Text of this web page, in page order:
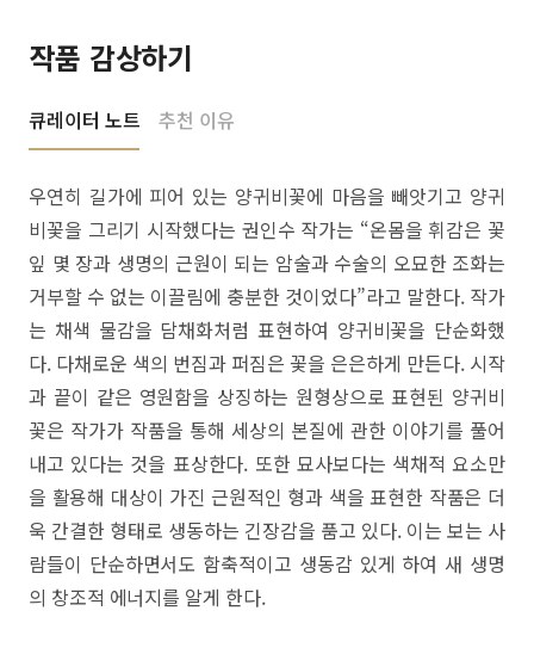
작품 감상하기
큐레이터 노트 추천 이유
우연히 길가에 피어 있는 양귀비꽃에 마음을 빼앗기고 양귀
비꽃을 그리기 시작했다는 권인수 작가는 “온몸을 휘감은 꽃
잎 몇 장과 생명의 근원이 되는 암술과 수술의 오묘한 조화는
거부할 수 없는 이끌림에 충분한 것이었다”라고 말한다. 작가
는 채색 물감을 담채화처럼 표현하여 양귀비꽃을 단순화했
다. 다채로운 색의 번짐과 퍼짐은 꽃을 은은하게 만든다. 시작
과 끝이 같은 영원함을 상징하는 원형상으로 표현된 양귀비
꽃은 작가가 작품을 통해 세상의 본질에 관한 이야기를 풀어
내고 있다는 것을 표상한다. 또한 묘사보다는 색채적 요소만
을 활용해 대상이 가진 근원적인 형과 색을 표현한 작품은 더
욱 간결한 형태로 생동하는 긴장감을 품고 있다. 이는 보는 사
람들이 단순하면서도 함축적이고 생동감 있게 하여 새 생명
의 창조적 에너지를 알게 한다.